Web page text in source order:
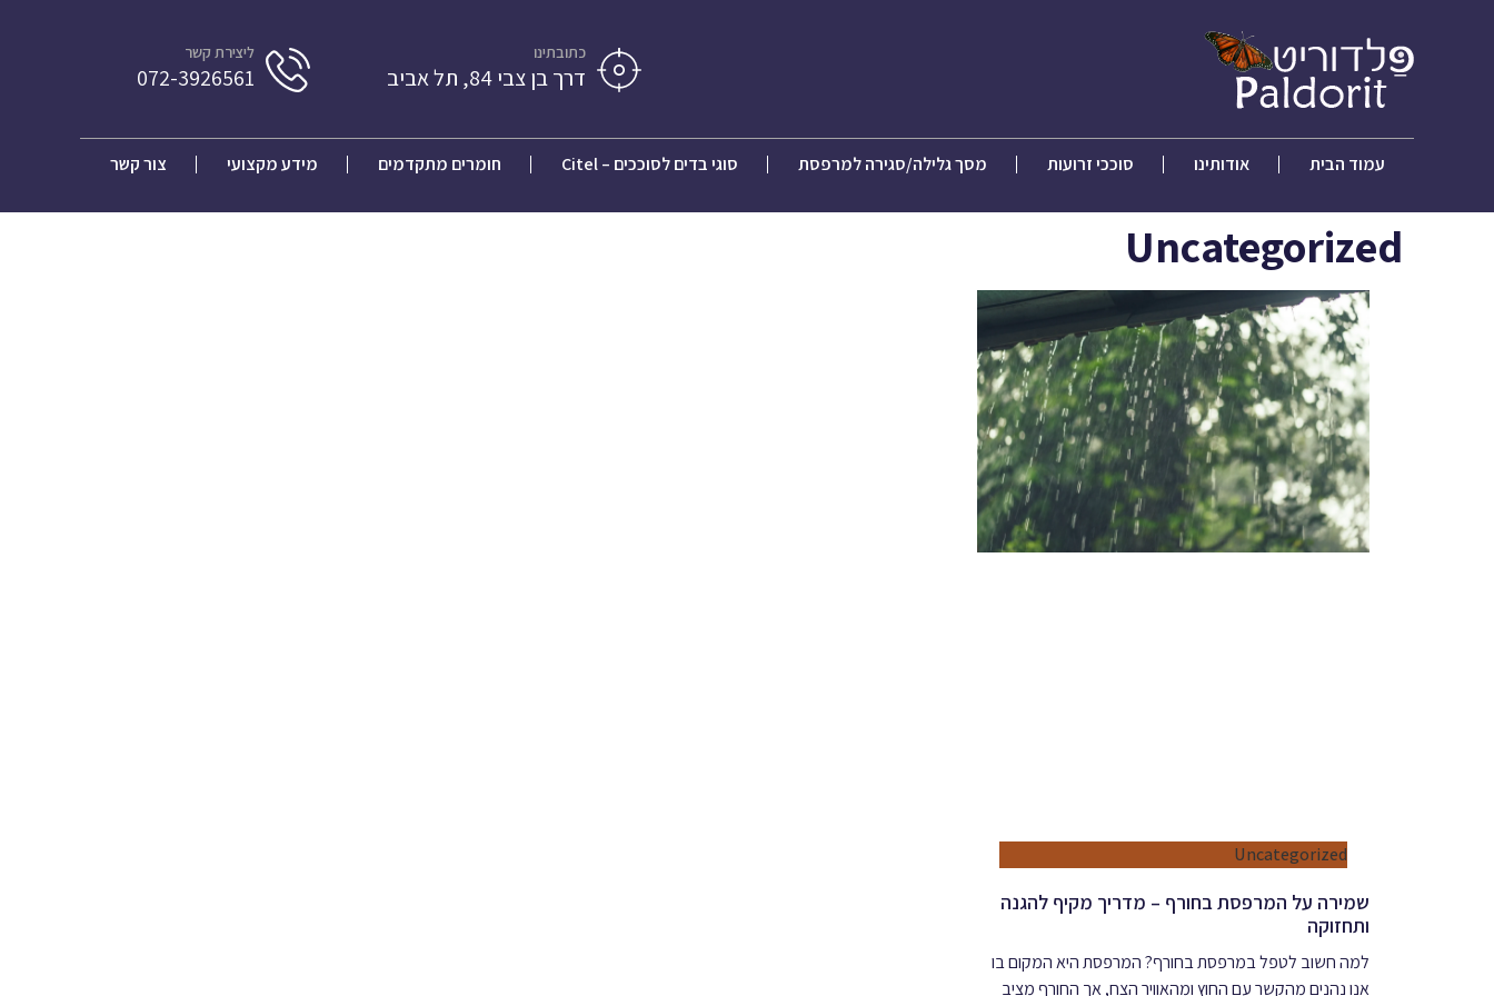
כתובתינו
דרך בן צבי 84, תל אביב
ליצירת קשר
072-3926561
עמוד הבית אודותינו סוככי זרועות מסך גלילה/סגירה למרפסת סוגי בדים לסוככים – Citel חומרים מתקדמים מידע מקצועי צור קשר
Uncategorized
Uncategorized
שמירה על המרפסת בחורף – מדריך מקיף להגנה
ותחזוקה
למה חשוב לטפל במרפסת בחורף? המרפסת היא המקום בו
אנו נהנים מהקשר עם החוץ ומהאוויר הצח, אך החורף מציב